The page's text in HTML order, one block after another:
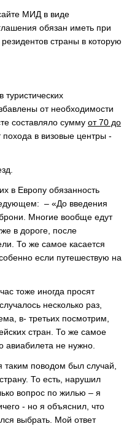
МИД в виде
обязан иметь при
страны в которую
туристических
от необходимости
составляло сумму от 70 до
похода в визовые центры -
в Европу обязанность
– «До введения
Многие вообще едут
в дороге, после
То же самое касается
если путешествую на
тоже иногда просят
несколько раз,
в- третьих посмотрим,
стран. То же самое
авиабилета не нужно.
таким поводом был случай,
То есть, нарушил
вопрос по жилью – я
- но я объяснил, что
выбрать. Мой ответ